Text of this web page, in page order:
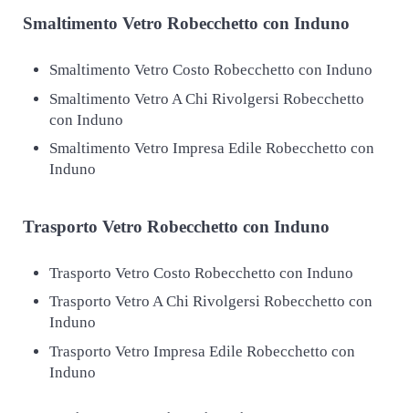
Smaltimento Vetro Robecchetto con Induno
Smaltimento Vetro Costo Robecchetto con Induno
Smaltimento Vetro A Chi Rivolgersi Robecchetto
con Induno
Smaltimento Vetro Impresa Edile Robecchetto con
Induno
Trasporto Vetro Robecchetto con Induno
Trasporto Vetro Costo Robecchetto con Induno
Trasporto Vetro A Chi Rivolgersi Robecchetto con
Induno
Trasporto Vetro Impresa Edile Robecchetto con
Induno